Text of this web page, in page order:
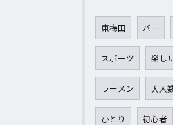
東梅田 バー
スポーツ 楽し
ラーメン 大人
ひとり 初心者